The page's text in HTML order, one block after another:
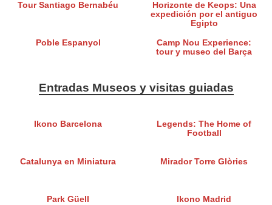
Tour Santiago Bernabéu
Horizonte de Keops: Una
expedición por el antiguo
Egipto
Poble Espanyol
Camp Nou Experience:
tour y museo del Barça
Entradas Museos y visitas guiadas
Ikono Barcelona
Legends: The Home of
Football
Catalunya en Miniatura Mirador Torre Glòries
Park Güell Ikono Madrid